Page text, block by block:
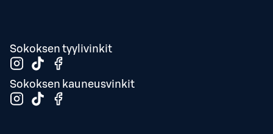
Sokoksen tyylivinkit
Sokoksen kauneusvinkit